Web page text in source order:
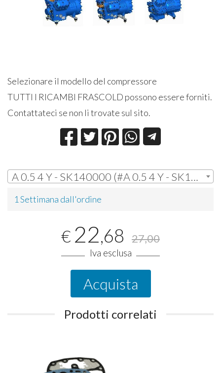
Selezionare il modello del compressore
TUTTI I RICAMBI FRASCOLD possono essere forniti.
Contattateci se non li trovate sul sito.
A 0.5 4 Y - SK140000 (#A 0.5 4 Y - SK140000) | € 22,68
1 Settimana dall'ordine
€ 22,68 27,00
Iva esclusa
Acquista
Prodotti correlati